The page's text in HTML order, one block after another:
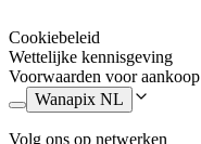
Cookiebeleid
Wettelijke kennisgeving
Voorwaarden voor aankoop
Wanapix NL
Volg ons op netwerken